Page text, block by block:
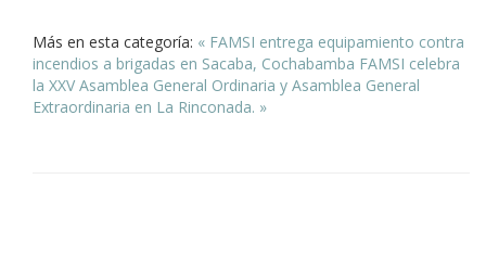
Más en esta categoría: « FAMSI entrega equipamiento contra
incendios a brigadas en Sacaba, Cochabamba FAMSI celebra
la XXV Asamblea General Ordinaria y Asamblea General
Extraordinaria en La Rinconada. »